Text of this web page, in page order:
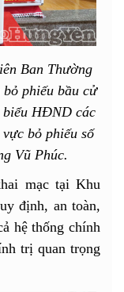
Ban Thường
phiếu bầu cử
biểu HĐND các
bỏ phiếu số
Vũ Phúc.
mạc tại Khu
định, an toàn,
hệ thống chính
trị quan trọng